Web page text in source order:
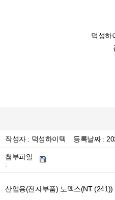
덕성하
작성자 : 덕성하이텍 등록날짜 :
첨부파일
:
산업용(전자부품) 노멕스(NT (241))